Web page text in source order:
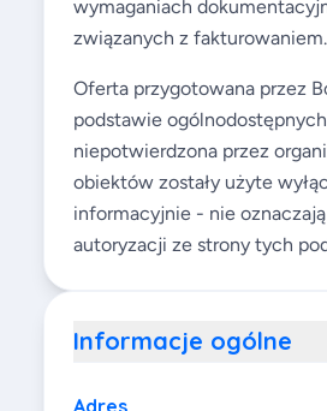
wymaganiach
związanych z fakturowaniem.
Oferta przygotowana przez
podstawie
niepotwierdzona przez
obiektów zostały użyte
informacyjnie - nie
autoryzacji ze strony tych
Informacje ogólne
Adres